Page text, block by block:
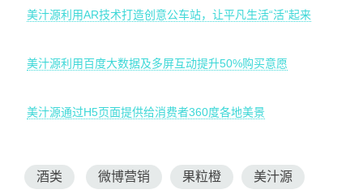
美汁源利用AR技术打造创意公车站，让平凡生活“活”起来
美汁源利用百度大数据及多屏互动提升50%购买意愿
美汁源通过H5页面提供给消费者360度各地美景
酒类 微博营销 果粒橙 美汁源